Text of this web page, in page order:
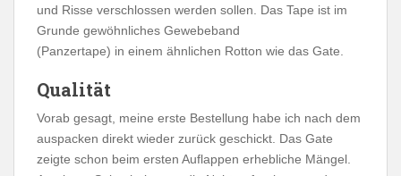
und Risse verschlossen werden sollen. Das Tape ist im
Grunde gewöhnliches Gewebeband
(Panzertape) in einem ähnlichen Rotton wie das Gate.
Qualität
Vorab gesagt, meine erste Bestellung habe ich nach dem
auspacken direkt wieder zurück geschickt. Das Gate
zeigte schon beim ersten Auflappen erhebliche Mängel.